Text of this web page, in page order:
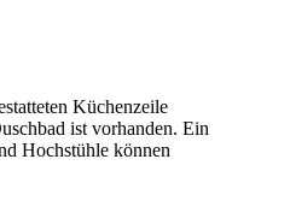
Küchenzeile
ist vorhanden. Ein
Hochstühle können